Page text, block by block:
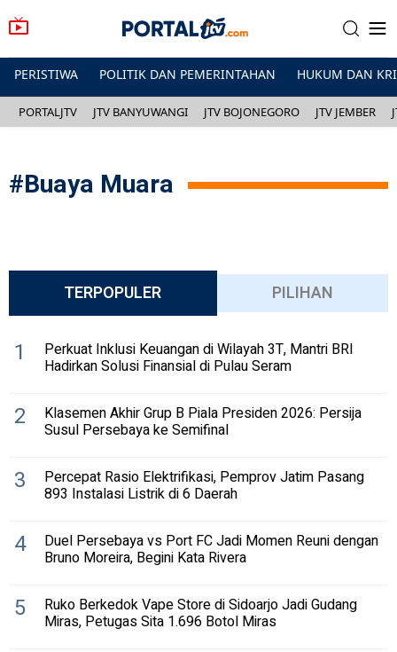
PERISTIWA POLITIK DAN PEMERINTAHAN HUKUM DAN
PORTALJTV JTV BANYUWANGI JTV BOJONEGORO JTV JEMBER
#Buaya Muara
TERPOPULER PILIHAN
1 Perkuat Inklusi Keuangan di Wilayah 3T, Mantri BRI
Hadirkan Solusi Finansial di Pulau Seram
2 Klasemen Akhir Grup B Piala Presiden 2026: Persija
Susul Persebaya ke Semifinal
3 Percepat Rasio Elektrifikasi, Pemprov Jatim Pasang
893 Instalasi Listrik di 6 Daerah
4 Duel Persebaya vs Port FC Jadi Momen Reuni dengan
Bruno Moreira, Begini Kata Rivera
5 Ruko Berkedok Vape Store di Sidoarjo Jadi Gudang
Miras, Petugas Sita 1.696 Botol Miras